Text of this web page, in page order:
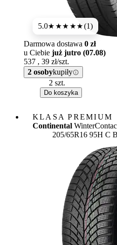
5.0★★★★★(1)
Dostępność:
Darmowa dostawa 0 zł
u Ciebie już jutro (07.08)
537 , 39 zł/szt.
2 osobykupiły
Do koszyka
KLASA PREMIUM
Continental
205/65R16 95H C B